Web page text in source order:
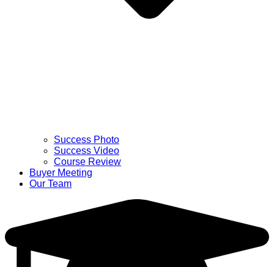
Success Photo
Success Video
Course Review
Buyer Meeting
Our Team